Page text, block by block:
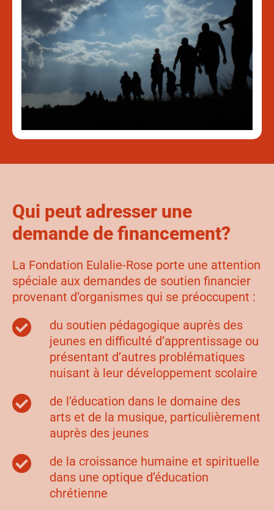
Qui peut adresser une
demande de financement?
La Fondation Eulalie-Rose porte une attention
spéciale aux demandes de soutien financier
provenant d’organismes qui se préoccupent :
du soutien pédagogique auprès des
jeunes en difficulté d’apprentissage ou
présentant d’autres problématiques
nuisant à leur développement scolaire
de l’éducation dans le domaine des
arts et de la musique, particulièrement
auprès des jeunes
de la croissance humaine et spirituelle
dans une optique d’éducation
chrétienne